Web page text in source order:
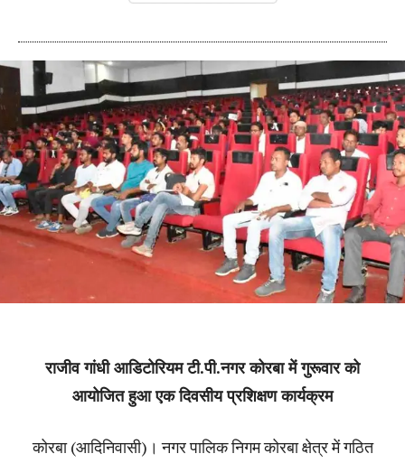
राजीव गांधी आडिटोरियम टी.पी.नगर कोरबा में गुरूवार को
आयोजित हुआ एक दिवसीय प्रशिक्षण कार्यक्रम
कोरबा (आदिनिवासी)। नगर पालिक निगम कोरबा क्षेत्र में गठित